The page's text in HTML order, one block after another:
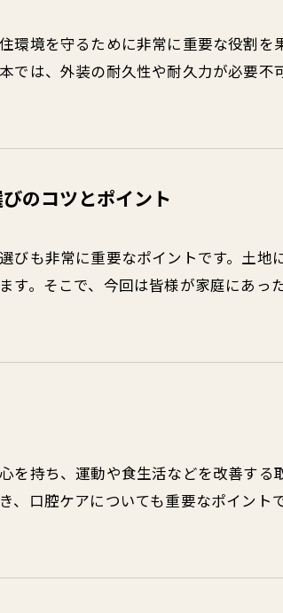
環境を守るために非常に重要な役割を
では、外装の耐久性や耐久力が必要不
のコツとポイント
びも非常に重要なポイントです。土地
す。そこで、今回は皆様が家庭にあっ
を持ち、運動や食生活などを改善する
、口腔ケアについても重要なポイント